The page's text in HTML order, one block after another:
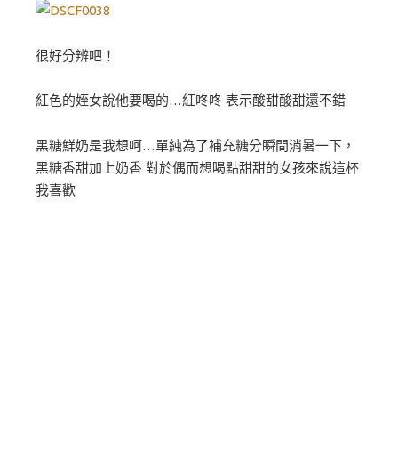
很好分辨吧！
紅色的姪女說他要喝的…紅咚咚 表示酸甜酸甜還不錯
黑糖鮮奶是我想呵…單純為了補充糖分瞬間消暑一下，
黑糖香甜加上奶香 對於偶而想喝點甜甜的女孩來說這杯
我喜歡